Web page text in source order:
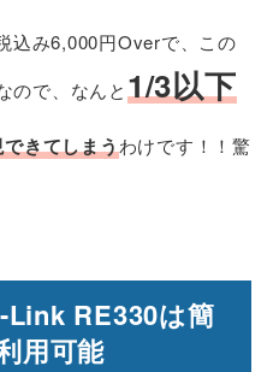
込み6,000円Overで、この
ので、なんと1/3以下
きてしまうわけです！！驚
Link RE330は簡
用可能